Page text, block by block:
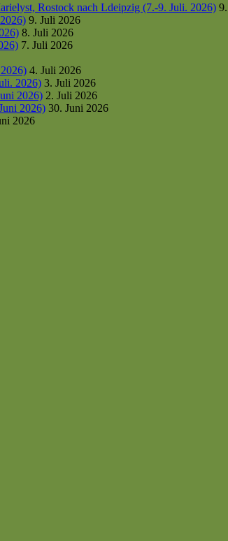
Rostock nach Ldeipzig (7.-9. Juli. 2026)
9. Juli 2026
8. Juli 2026
7. Juli 2026
4. Juli 2026
2026) 3. Juli 2026
2026) 2. Juli 2026
2026) 30. Juni 2026
2026